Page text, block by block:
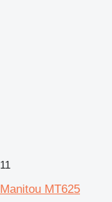
11
Manitou MT625